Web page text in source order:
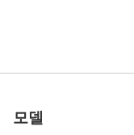
모델